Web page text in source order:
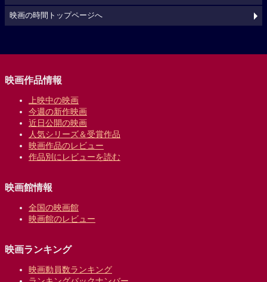
映画の時間トップページへ
映画作品情報
上映中の映画
今週の新作映画
近日公開の映画
人気シリーズ＆受賞作品
映画作品のレビュー
作品別にレビューを読む
映画館情報
全国の映画館
映画館のレビュー
映画ランキング
映画動員数ランキング